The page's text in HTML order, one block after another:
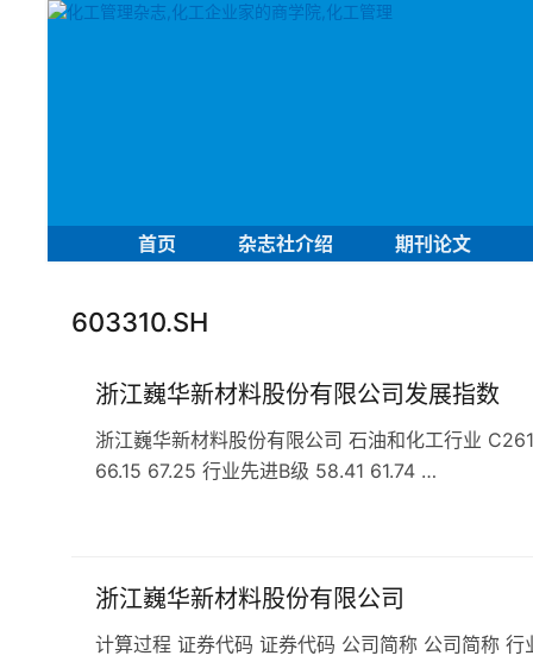
首页 杂志社介绍 期刊论文
603310.SH
浙江巍华新材料股份有限公司发展指数
浙江巍华新材料股份有限公司 石油和化工行业
66.15 67.25 行业先进B级 58.41 61.74 …
浙江巍华新材料股份有限公司
计算过程 证券代码 证券代码 公司简称 公司简称